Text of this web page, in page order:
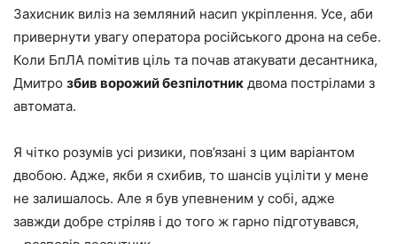
Захисник виліз на земляний насип укріплення. Усе, аби
привернути увагу оператора російського дрона на себе.
Коли БпЛА помітив ціль та почав атакувати десантника,
Дмитро збив ворожий безпілотник двома пострілами з
автомата.
Я чітко розумів усі ризики, пов’язані з цим варіантом
двобою. Адже, якби я схибив, то шансів уціліти у мене
не залишалось. Але я був упевненим у собі, адже
завжди добре стріляв і до того ж гарно підготувався,